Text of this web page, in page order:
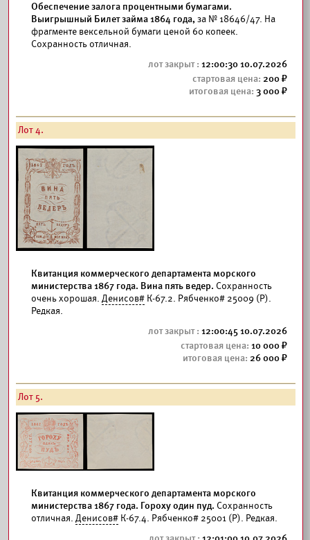
Обеспечение залога процентными бумагами.
Выигрышный Билет займа 1864 года,за № 18646/47. На
фрагменте вексельной бумаги ценой 60 копеек.
Сохранность отличная.
12:00:30 10.07.2026
200
3 000
Лот 4.
Квитанция коммерческого департамента морского
министерства 1867 года. Вина пять ведер. Сохранность
очень хорошая. Денисов# К-67.2. Рябченко# 25009 (Р).
Редкая.
12:00:45 10.07.2026
10 000
26 000
Лот 5.
Квитанция коммерческого департамента морского
министерства 1867 года. Гороху один пуд. Сохранность
отличная. Денисов# К-67.4. Рябченко# 25001 (Р). Редкая.